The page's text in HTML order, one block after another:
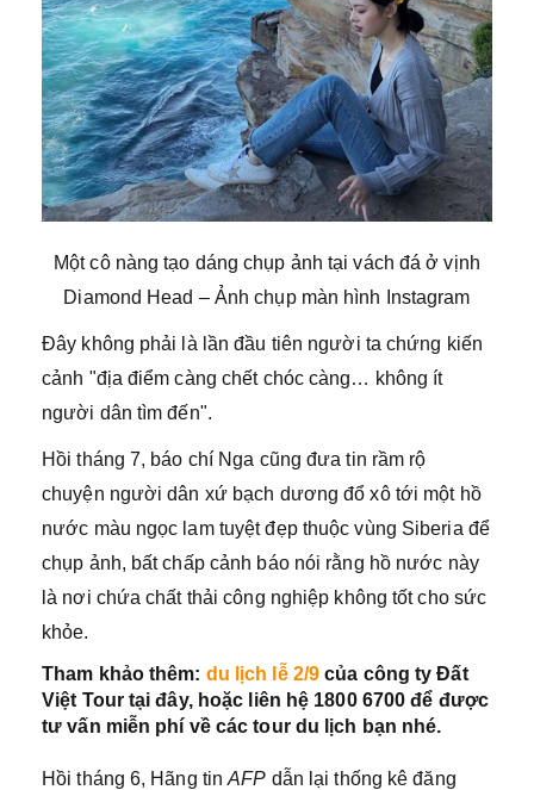
Một cô nàng tạo dáng chụp ảnh tại vách đá ở vịnh
Diamond Head – Ảnh chụp màn hình Instagram
Đây không phải là lần đầu tiên người ta chứng kiến
cảnh "địa điểm càng chết chóc càng… không ít
người dân tìm đến".
Hồi tháng 7, báo chí Nga cũng đưa tin rầm rộ
chuyện người dân xứ bạch dương đổ xô tới một hồ
nước màu ngọc lam tuyệt đẹp thuộc vùng Siberia để
chụp ảnh, bất chấp cảnh báo nói rằng hồ nước này
là nơi chứa chất thải công nghiệp không tốt cho sức
khỏe.
Tham khảo thêm: du lịch lễ 2/9 của công ty Đất
Việt Tour tại đây, hoặc liên hệ 1800 6700 để được
tư vấn miễn phí về các tour du lịch bạn nhé.
Hồi tháng 6, Hãng tinAFP dẫn lại thống kê đăng